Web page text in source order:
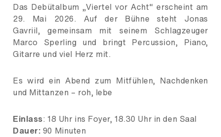
Das Debütalbum „Viertel vor Acht“ erscheint am
29. Mai 2026. Auf der Bühne steht Jonas
Gavriil, gemeinsam mit seinem Schlagzeuger
Marco Sperling und bringt Percussion, Piano,
Gitarre und viel Herz mit.
Es wird ein Abend zum Mitfühlen, Nachdenken
und Mittanzen – roh, lebe
Einlass: 18 Uhr ins Foyer, 18.30 Uhr in den Saal
Dauer: 90 Minuten